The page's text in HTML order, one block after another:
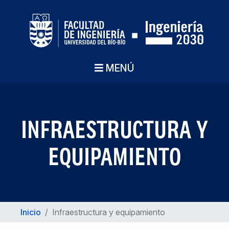
MENÚ
INFRAESTRUCTURA Y
EQUIPAMIENTO
Inicio / Infraestructura y equipamiento